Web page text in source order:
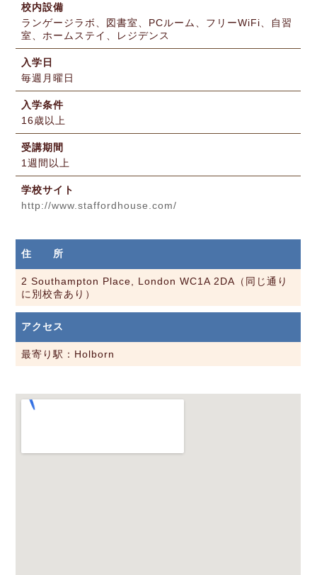
校内設備
ランゲージラボ、図書室、PCルーム、フリーWiFi、自習
室、ホームステイ、レジデンス
入学日
毎週月曜日
入学条件
16歳以上
受講期間
1週間以上
学校サイト
http://www.staffordhouse.com/
住 所
2 Southampton Place, London WC1A 2DA（同じ通り
に別校舎あり）
アクセス
最寄り駅：Holborn